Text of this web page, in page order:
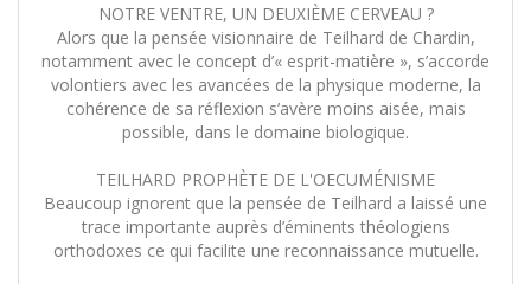
NOTRE VENTRE, UN DEUXIÈME CERVEAU ?
Alors que la pensée visionnaire de Teilhard de Chardin,
notamment avec le concept d’« esprit-matière », s’accorde
volontiers avec les avancées de la physique moderne, la
cohérence de sa réflexion s’avère moins aisée, mais
possible, dans le domaine biologique.
TEILHARD PROPHÈTE DE L'OECUMÉNISME
Beaucoup ignorent que la pensée de Teilhard a laissé une
trace importante auprès d’éminents théologiens
orthodoxes ce qui facilite une reconnaissance mutuelle.